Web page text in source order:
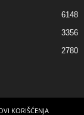
6148
3356
2780
KORIŠĆENJA